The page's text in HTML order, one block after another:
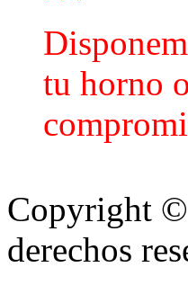
tu horno
Copyright ©
derechos